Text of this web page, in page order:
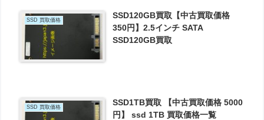
SSD 買取価格
SSD120GB買取【中古買取価格
350円】2.5インチ SATA
SSD120GB買取
SSD 買取価格
SSD1TB買取 【中古買取価格 5000
円】 ssd 1TB 買取価格一覧